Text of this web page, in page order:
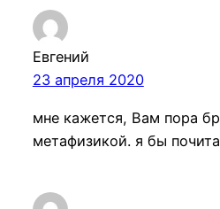
Евгений
23 апреля 2020
мне кажется, Вам пора
метафизикой. я бы